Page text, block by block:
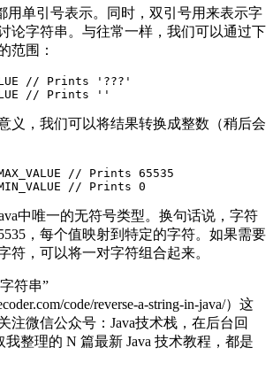
用单引号表示。同时，双引号用来表示字
论字符串。与往常一样，我们可以通过下
范围：
// Prints '???'
义，我们可以将结果转换成整数（稍后会
// Prints 65535
中唯一的无符号类型。换句话说，字符
，每个值映射到特定的字符。如果需要
符，可以将一对字符组合起来。
符串”
code/reverse-a-string-in-java/）这
注微信公众号：Java技术栈，在后台回
我整理的 N 篇最新 Java 技术教程，都是